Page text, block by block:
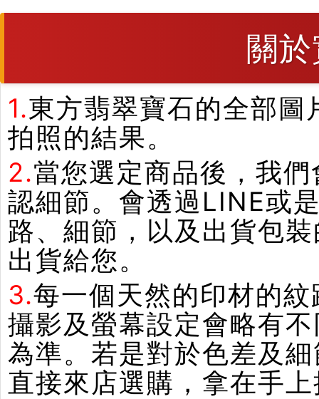
關
1.東方翡翠寶石的全部
拍照的結果。
2.當您選定商品後，我
認細節。會透過LINE或
路、細節，以及出貨包
出貨給您。
3.每一個天然的印材的
攝影及螢幕設定會略有
為準。若是對於色差及
直接來店選購，拿在手